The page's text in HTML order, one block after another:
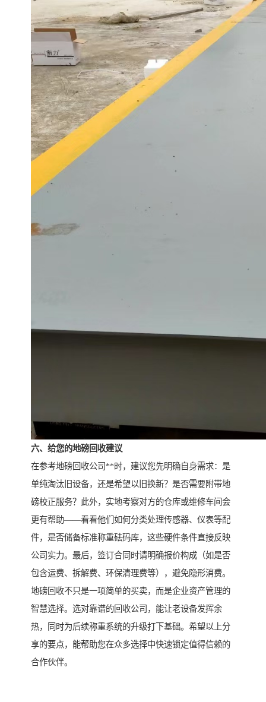
六、给您的地磅回收建议
在参考地磅回收公司**时，建议您先明确自身需求：是
单纯淘汰旧设备，还是希望以旧换新？是否需要附带地
磅校正服务？此外，实地考察对方的仓库或维修车间会
更有帮助——看看他们如何分类处理传感器、仪表等配
件，是否储备标准称重砝码库，这些硬件条件直接反映
公司实力。最后，签订合同时请明确报价构成（如是否
包含运费、拆解费、环保清理费等），避免隐形消费。
地磅回收不只是一项简单的买卖，而是企业资产管理的
智慧选择。选对靠谱的回收公司，能让老设备发挥余
热，同时为后续称重系统的升级打下基础。希望以上分
享的要点，能帮助您在众多选择中快速锁定值得信赖的
合作伙伴。